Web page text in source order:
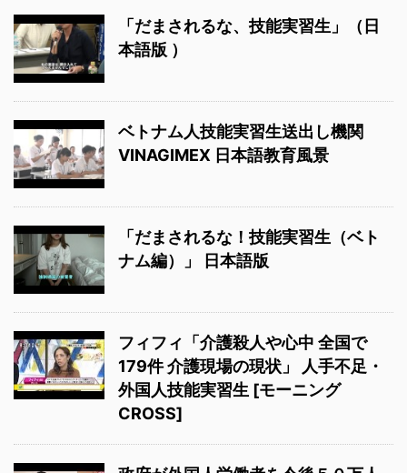
「だまされるな、技能実習生」（日
本語版 ）
ベトナム人技能実習生送出し機関
VINAGIMEX 日本語教育風景
「だまされるな！技能実習生（ベト
ナム編）」 日本語版
フィフィ「介護殺人や心中 全国で
179件 介護現場の現状」 人手不足・
外国人技能実習生 [モーニング
CROSS]